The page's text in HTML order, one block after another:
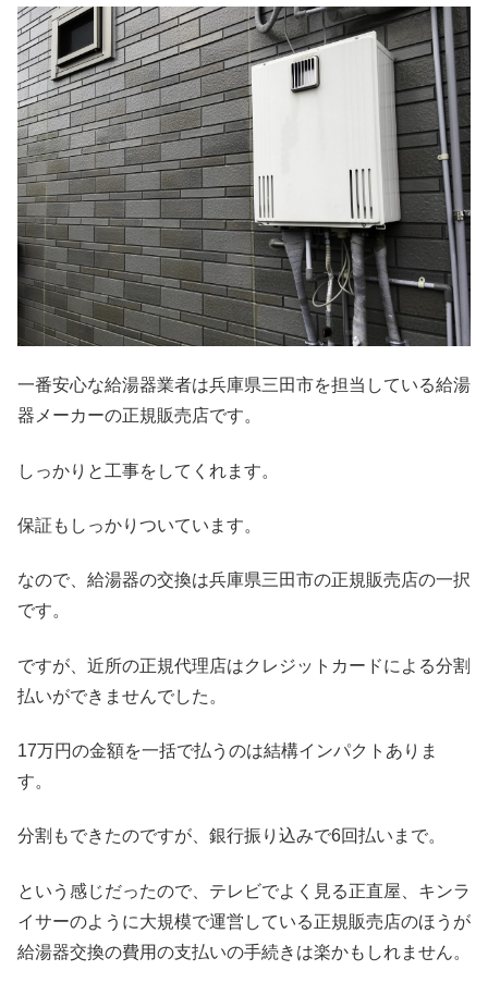
一番安心な給湯器業者は兵庫県三田市を担当している給湯
器メーカーの正規販売店です。
しっかりと工事をしてくれます。
保証もしっかりついています。
なので、給湯器の交換は兵庫県三田市の正規販売店の一択
です。
ですが、近所の正規代理店はクレジットカードによる分割
払いができませんでした。
17万円の金額を一括で払うのは結構インパクトありま
す。
分割もできたのですが、銀行振り込みで6回払いまで。
という感じだったので、テレビでよく見る正直屋、キンラ
イサーのように大規模で運営している正規販売店のほうが
給湯器交換の費用の支払いの手続きは楽かもしれません。